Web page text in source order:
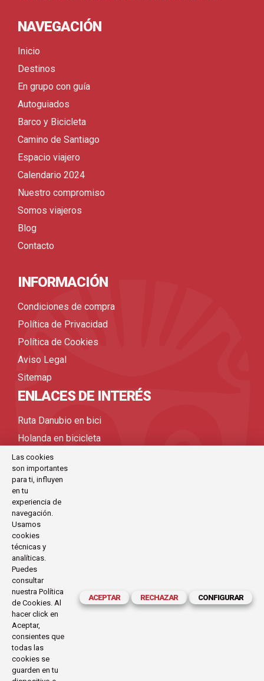
NAVEGACIÓN
Inicio
Destinos
En grupo con guía
Autoguiados
Barco y Bicicleta
Camino de Santiago
Espacio viajero
Calendario 2024
Nuestro compromiso
Somos viajeros
Blog
Contacto
INFORMACIÓN
Condiciones de compra
Política de Privacidad
Política de Cookies
Aviso Legal
Sitemap
ENLACES DE INTERÉS
Ruta Danubio en bici
Holanda en bicicleta
Viajes bicicleta organizados
Viajes en bicicleta por Europa
Viajes en bicicleta
Viajes en bici
CONTACTO
C/Antoni Maria Claret, 111-113 (Barcelona)
exode@exode.es
934 561 885
Horario:
Lunes a Viernes
09.30-14.00 | 16.00-19.30
Las cookies
son importantes
para ti, influyen
en tu
experiencia de
navegación.
Usamos
cookies
técnicas y
analíticas.
Puedes
consultar
nuestra Política
de Cookies. Al
hacer click en
Aceptar,
consientes que
todas las
cookies se
guarden en tu
ACEPTAR RECHAZAR CONFIGURAR